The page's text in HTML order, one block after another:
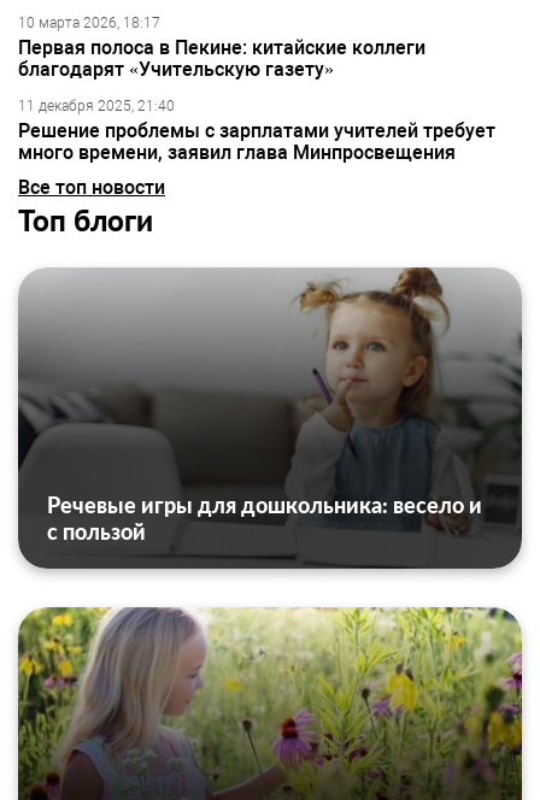
10 марта 2026, 18:17
Первая полоса в Пекине: китайские коллеги
благодарят «Учительскую газету»
11 декабря 2025, 21:40
Решение проблемы с зарплатами учителей требует
много времени, заявил глава Минпросвещения
Все топ новости
Топ блоги
Речевые игры для дошкольника: весело и
с пользой